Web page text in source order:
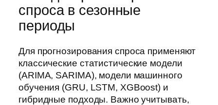
спроса в сезонные
периоды
Для прогнозирования спроса применяют
классические статистические модели
(ARIMA, SARIMA), модели машинного
обучения (GRU, LSTM, XGBoost) и
гибридные подходы. Важно учитывать,